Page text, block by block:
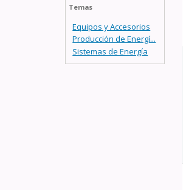
Temas
Equipos y Accesorios
Producción de Energí...
Sistemas de Energía